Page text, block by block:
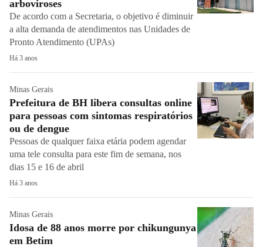
arboviroses
De acordo com a Secretaria, o objetivo é diminuir
a alta demanda de atendimentos nas Unidades de
Pronto Atendimento (UPAs)
Há 3 anos
Minas Gerais
Prefeitura de BH libera consultas online
para pessoas com sintomas respiratórios
ou de dengue
Pessoas de qualquer faixa etária podem agendar
uma tele consulta para este fim de semana, nos
dias 15 e 16 de abril
Há 3 anos
Minas Gerais
Idosa de 88 anos morre por chikungunya
em Betim